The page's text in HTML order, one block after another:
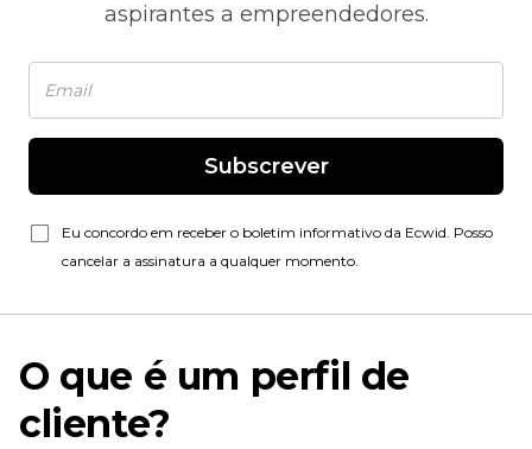
aspirantes a empreendedores.
Subscrever
Eu concordo em receber o boletim informativo da Ecwid. Posso
cancelar a assinatura a qualquer momento.
O que é um perfil de
cliente?